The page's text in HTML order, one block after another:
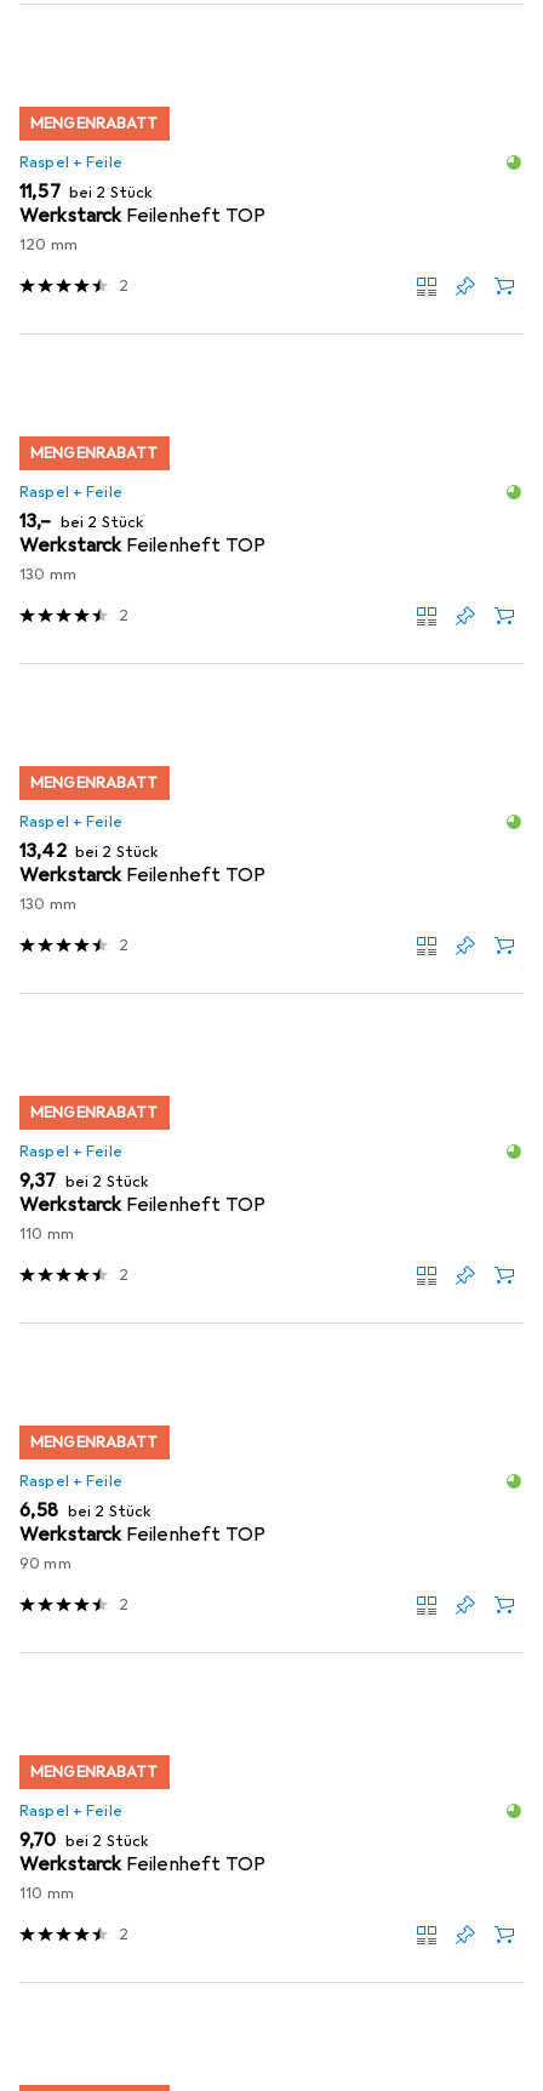
MENGENRABATT
Raspel + Feile
EUR
11,57 bei 2 Stück
Werkstarck Feilenheft TOP
120 mm
2
MENGENRABATT
Raspel + Feile
EUR
13,– bei 2 Stück
Werkstarck Feilenheft TOP
130 mm
2
MENGENRABATT
Raspel + Feile
EUR
13,42 bei 2 Stück
Werkstarck Feilenheft TOP
130 mm
2
MENGENRABATT
Raspel + Feile
EUR
9,37 bei 2 Stück
Werkstarck Feilenheft TOP
110 mm
2
MENGENRABATT
Raspel + Feile
EUR
6,58 bei 2 Stück
Werkstarck Feilenheft TOP
90 mm
2
MENGENRABATT
Raspel + Feile
EUR
9,70 bei 2 Stück
Werkstarck Feilenheft TOP
110 mm
2